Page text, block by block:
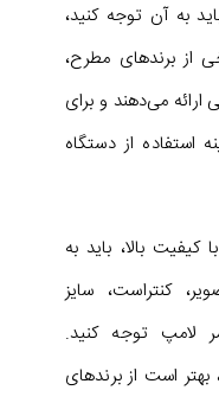
به آن توجه کنید،
از برندهای مطرح،
می‌دهند و برای
استفاده از دستگاه
کیفیت بالا، باید به
کنتراست، سایز
لامپ توجه کنید.
است از برندهای